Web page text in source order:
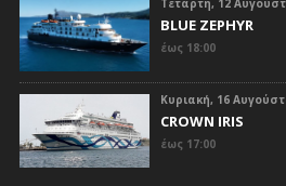
Τετάρτη, 12
BLUE ZEPHYR
έως 18:00
Κυριακή, 16
CROWN IRIS
έως 17:00